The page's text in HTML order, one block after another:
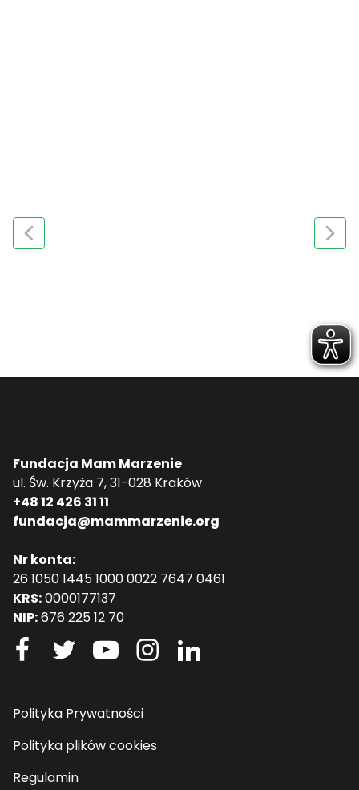
Fundacja Mam Marzenie
ul. Św. Krzyża 7, 31-028 Kraków
+48 12 426 31 11
fundacja@mammarzenie.org
Nr konta:
26 1050 1445 1000 0022 7647 0461
KRS:0000177137
NIP:676 225 12 70
Polityka Prywatności
Polityka plików cookies
Regulamin